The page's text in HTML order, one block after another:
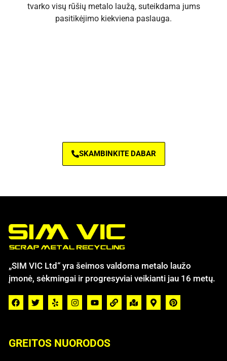
tvarko visų rūšių metalo laužą, suteikdama jums
pasitikėjimo kiekviena paslauga.
SKAMBINKITE DABAR
„SIM VIC Ltd“ yra šeimos valdoma metalo laužo
įmonė, sėkmingai ir progresyviai veikianti jau 16 metų.
GREITOS NUORODOS